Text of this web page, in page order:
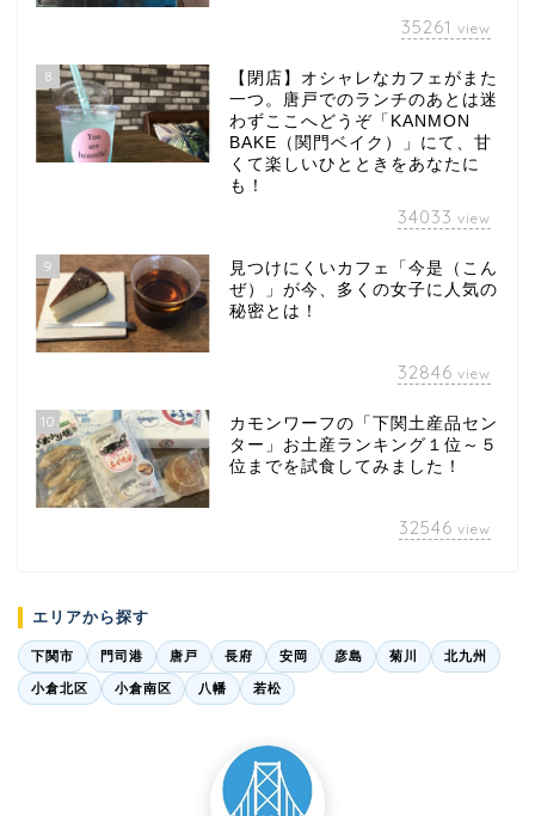
35261 view
8
【閉店】オシャレなカフェがまた
一つ。唐戸でのランチのあとは迷
わずここへどうぞ「KANMON
BAKE（関門ベイク）」にて、甘
くて楽しいひとときをあなたに
も！
34033 view
9
見つけにくいカフェ「今是（こん
ぜ）」が今、多くの女子に人気の
秘密とは！
32846 view
10
カモンワーフの「下関土産品セン
ター」お土産ランキング１位～５
位までを試食してみました！
32546 view
エリアから探す
下関市 門司港 唐戸 長府 安岡 彦島 菊川 北九州
小倉北区 小倉南区 八幡 若松